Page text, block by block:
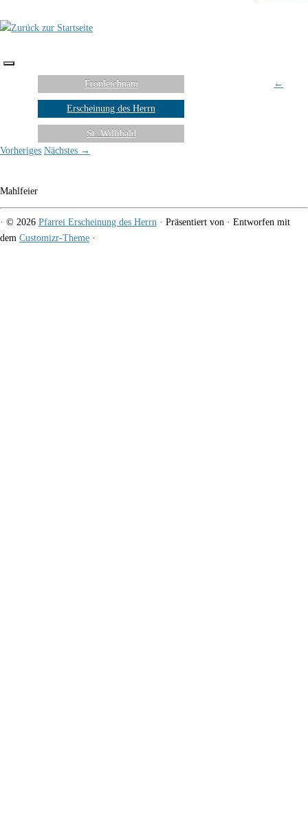
Fronleichnam
Erscheinung des Herrn
St. Willibald
←
Vorheriges Nächstes →
Mahlfeier
· © 2026 Pfarrei Erscheinung des Herrn · Präsentiert von · Entworfen mit
dem Customizr-Theme ·